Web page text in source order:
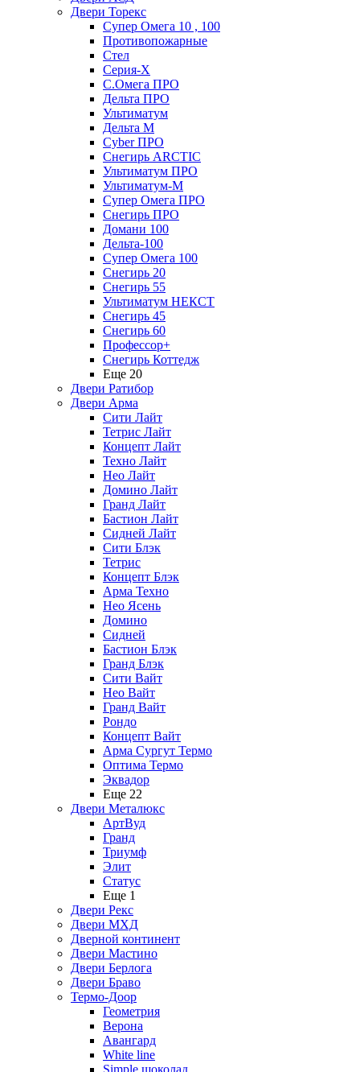
Двери Торекс
Супер Омега 10 , 100
Противопожарные
Стел
Серия-X
С.Омега ПРО
Дельта ПРО
Ультиматум
Дельта M
Cyber ПРО
Снегирь ARCTIC
Ультиматум ПРО
Ультиматум-M
Супер Омега ПРО
Снегирь ПРО
Домани 100
Дельта-100
Супер Омега 100
Снегирь 20
Снегирь 55
Ультиматум НЕКСТ
Снегирь 45
Снегирь 60
Профессор+
Снегирь Коттедж
Еще 20
Двери Ратибор
Двери Арма
Сити Лайт
Тетрис Лайт
Концепт Лайт
Техно Лайт
Нео Лайт
Домино Лайт
Гранд Лайт
Бастион Лайт
Сидней Лайт
Сити Блэк
Тетрис
Концепт Блэк
Арма Техно
Нео Ясень
Домино
Сидней
Бастион Блэк
Гранд Блэк
Сити Вайт
Нео Вайт
Гранд Вайт
Рондо
Концепт Вайт
Арма Сургут Термо
Оптима Термо
Эквадор
Еще 22
Двери Металюкс
АртВуд
Гранд
Триумф
Элит
Статус
Еще 1
Двери Рекс
Двери МХД
Дверной континент
Двери Мастино
Двери Берлога
Двери Браво
Термо-Доор
Геометрия
Верона
Авангард
White line
Simple шоколад